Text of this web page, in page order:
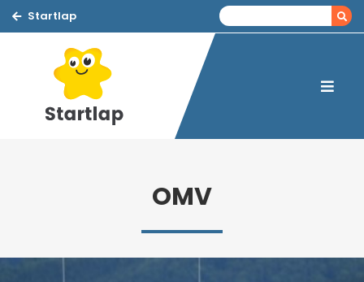
Startlap
OMV